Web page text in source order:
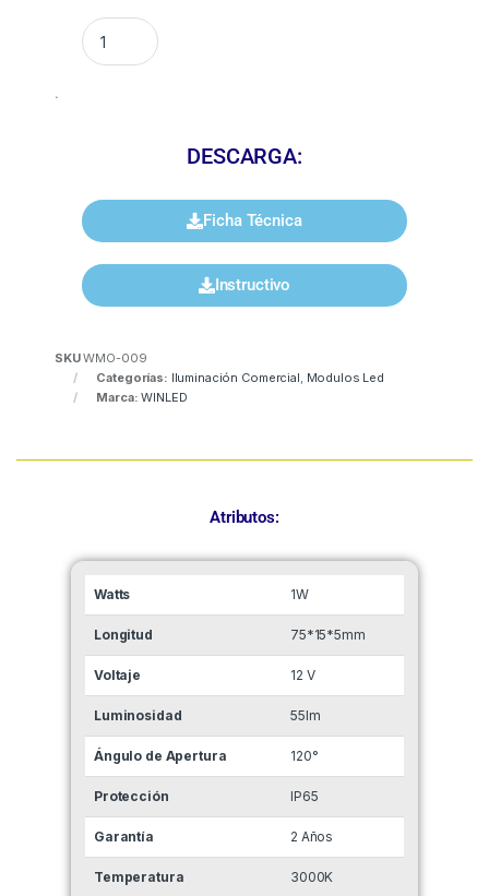
.
DESCARGA:
Ficha Técnica
Instructivo
SKUWMO-009
Categorías: Iluminación Comercial, Modulos Led
Marca: WINLED
Atributos:
Watts 1W
Longitud 75*15*5mm
Voltaje 12 V
Luminosidad 55lm
Ángulo de Apertura 120°
Protección IP65
Garantía 2 Años
Temperatura 3000K